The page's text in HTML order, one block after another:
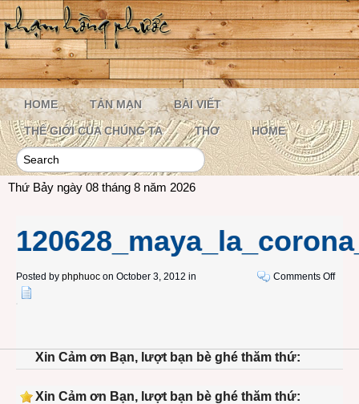
HOME TẢN MẠN BÀI VIẾT
THẾ GIỚI CỦA CHÚNG TA THƠ HOME
Thứ Bảy ngày 08 tháng 8 năm 2026
Posted by phphuoc on October 3, 2012 in Comments Offon
Xin Cảm ơn Bạn, lượt bạn bè ghé thăm thứ:
Xin Cảm ơn Bạn, lượt bạn bè ghé thăm thứ: